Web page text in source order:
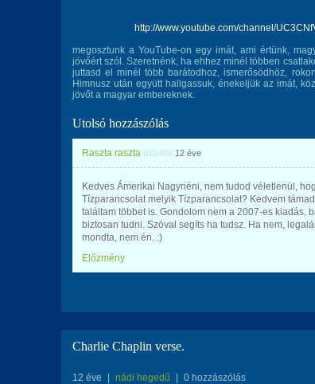
http://www.youtube.com/channel/
megosztunk a YouTube-on egy imát, ami értünk,
jövőért szól. Szeretnénk, ha ehhez minél többen
juttasd el minél több barátodhoz, ismerősödhöz,
Himnusz után együtt hallgassuk, énekeljük az imát,
jövőt a magyar embereknek.
Utolsó hozzászólás
Raszta raszta üzente 12 éve
Kedves Ámerikai Nagynéni, nem tudod véletlenül,
Tízparancsolat melyik Tízparancsolat? Kedvem
találtam többet is. Gondolom nem a 2007-es kiadás,
biztosan tudni. Szóval segíts ha tudsz. Ha nem,
mondta, nem én. :)
Előzmény
Charlie Chaplin verse.
12 éve nádi hegedű 0 hozzászólás